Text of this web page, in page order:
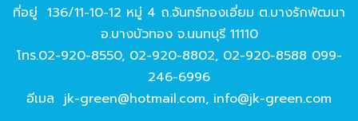
ที่อยู่ 136/11-10-12 หมู่ 4 ถ.จันทร์ทองเอี่ยม ต.บางรักพัฒนา
อ.บางบัวทอง จ.นนทบุรี 11110
โทร.02-920-8550, 02-920-8802, 02-920-8588 099-
246-6996
อีเมล jk-green@hotmail.com, info@jk-green.com